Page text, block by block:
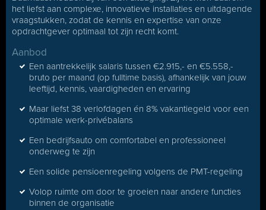
het liefst aan complexe, innovatieve installaties en uitdagende
vraagstukken, zodat de kennis en expertise van onze
opdrachtgever optimaal tot zijn recht komt.
Aanbod
Een aantrekkelijk salaris tussen €2.915,- en €5.558,-
bruto per maand (op fulltime basis), afhankelijk van jouw
leeftijd, kennis, vaardigheden en ervaring
Maar liefst 38 verlofdagen én 8% vakantiegeld voor een
optimale werk-privébalans
Een bedrijfsauto om comfortabel en professioneel
onderweg te zijn
Een solide pensioenregeling volgens de PMT-regeling
Volop ruimte om door te groeien naar andere functies
binnen de organisatie